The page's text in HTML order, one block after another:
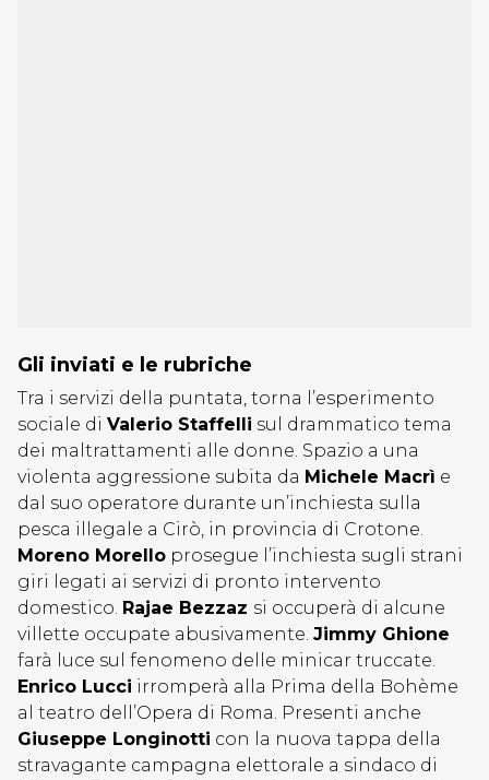
Gli inviati e le rubriche
Tra i servizi della puntata, torna l’esperimento
sociale di Valerio Staffelli sul drammatico tema
dei maltrattamenti alle donne. Spazio a una
violenta aggressione subita da Michele Macrì e
dal suo operatore durante un’inchiesta sulla
pesca illegale a Cirò, in provincia di Crotone.
Moreno Morello prosegue l’inchiesta sugli strani
giri legati ai servizi di pronto intervento
domestico. Rajae Bezzaz si occuperà di alcune
villette occupate abusivamente. Jimmy Ghione
farà luce sul fenomeno delle minicar truccate.
Enrico Lucci irromperà alla Prima della Bohème
al teatro dell’Opera di Roma. Presenti anche
Giuseppe Longinotti con la nuova tappa della
stravagante campagna elettorale a sindaco di